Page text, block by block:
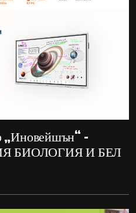
„Иновейшън“ –
БИОЛОГИЯ И БЕЛ